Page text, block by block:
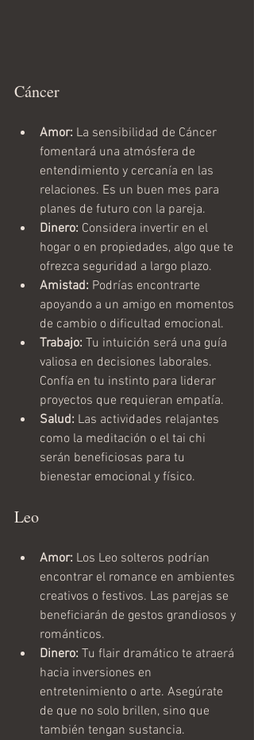
Cáncer
Amor: La sensibilidad de Cáncer
fomentará una atmósfera de
entendimiento y cercanía en las
relaciones. Es un buen mes para
planes de futuro con la pareja.
Dinero: Considera invertir en el
hogar o en propiedades, algo que te
ofrezca seguridad a largo plazo.
Amistad: Podrías encontrarte
apoyando a un amigo en momentos
de cambio o dificultad emocional.
Trabajo: Tu intuición será una guía
valiosa en decisiones laborales.
Confía en tu instinto para liderar
proyectos que requieran empatía.
Salud: Las actividades relajantes
como la meditación o el tai chi
serán beneficiosas para tu
bienestar emocional y físico.
Leo
Amor: Los Leo solteros podrían
encontrar el romance en ambientes
creativos o festivos. Las parejas se
beneficiarán de gestos grandiosos y
románticos.
Dinero: Tu flair dramático te atraerá
hacia inversiones en
entretenimiento o arte. Asegúrate
de que no solo brillen, sino que
también tengan sustancia.